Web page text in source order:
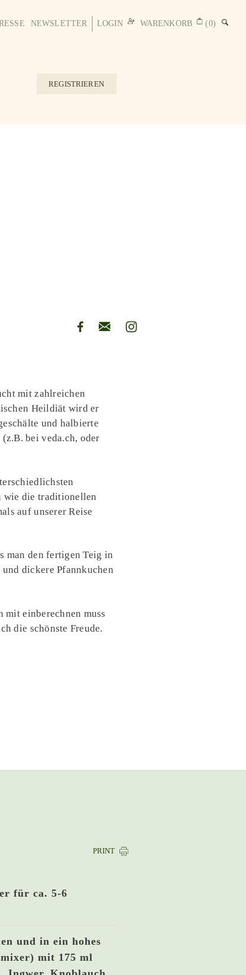
NEWSLETTER LOGIN WARENKORB (0)
REGISTRIEREN
mit zahlreichen
Heildiät wird er
und halbierte
bei veda.ch, oder
wie die traditionellen
auf unserer Reise
man den fertigen Teig in
dickere Pfannkuchen
einberechnen muss
die schönste Freude.
PRINT
für ca. 5-6
und in ein hohes
mit 175 ml